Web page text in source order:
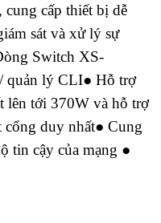
cấp thiết bị dễ
sát và xử lý sự
Switch XS-
quản lý CLI● Hỗ trợ
lên tới 370W và hỗ trợ
cổng duy nhất● Cung
tin cậy của mạng ●